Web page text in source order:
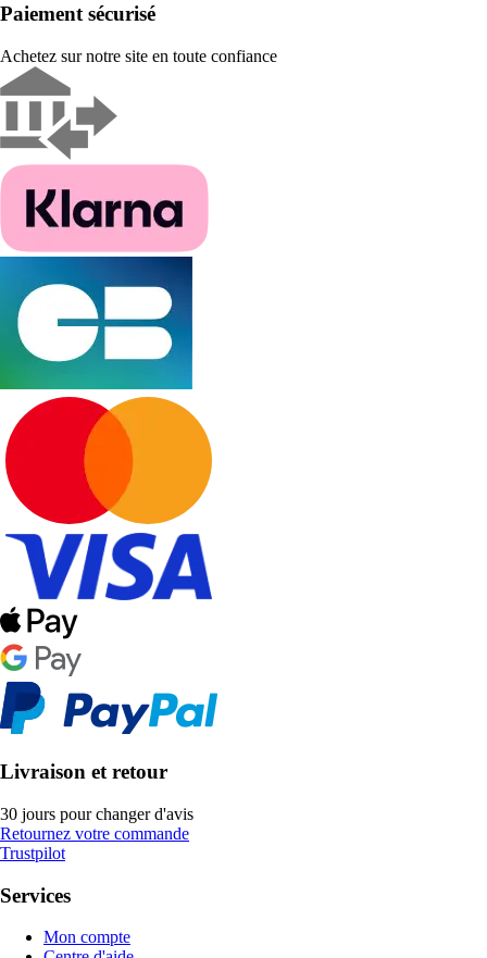
Paiement sécurisé
Achetez sur notre site en toute confiance
Livraison et retour
30 jours pour changer d'avis
Retournez votre commande
Trustpilot
Services
Mon compte